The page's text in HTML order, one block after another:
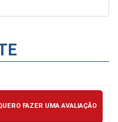
FAZER UMA AVALIAÇÃO